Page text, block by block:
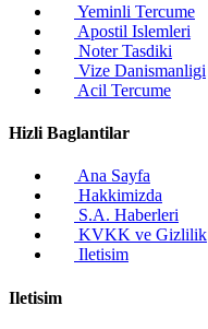
Yeminli Tercume
Apostil Islemleri
Noter Tasdiki
Vize Danismanligi
Acil Tercume
Hizli Baglantilar
Ana Sayfa
Hakkimizda
S.A. Haberleri
KVKK ve Gizlilik
Iletisim
Iletisim